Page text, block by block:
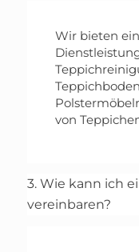
Wir bieten
von
3. Wie kann ich
vereinbaren?